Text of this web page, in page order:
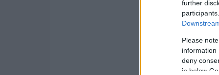
further
Please
information
deny
in below